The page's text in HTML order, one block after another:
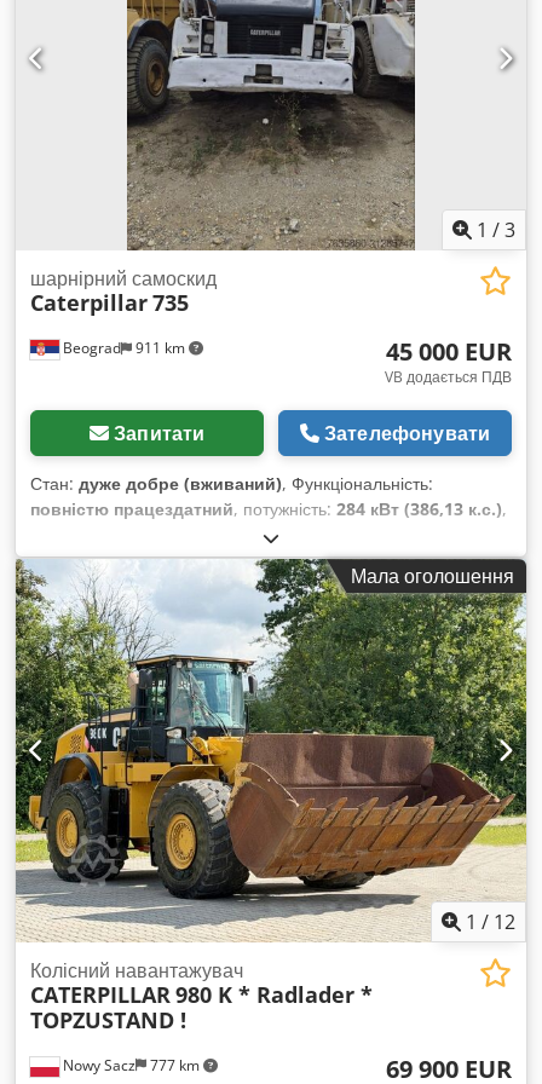
1 /3
Beograd 911 km
шарнірний самоскид
Caterpillar735
45 000 EUR
VB додається ПДВ
Запитати Зателефонувати
Стан: дуже добре (вживаний), Функціональність:
повністю працездатний, потужність: 284 кВт (386,13 к.с.),
, максимальна вага навантаження:
Рік виготовлення:2007, номер машини/транспортного
засобу:CAT00735JB1N00920, Машина повністю
працездатна. Crjdpsylw Nxefx Ahmof
Мала оголошення
1 / 12
Nowy Sacz 777 km
Колісний навантажувач
CATERPILLAR 980 K * Radlader *
TOPZUSTAND !
69 900 EUR